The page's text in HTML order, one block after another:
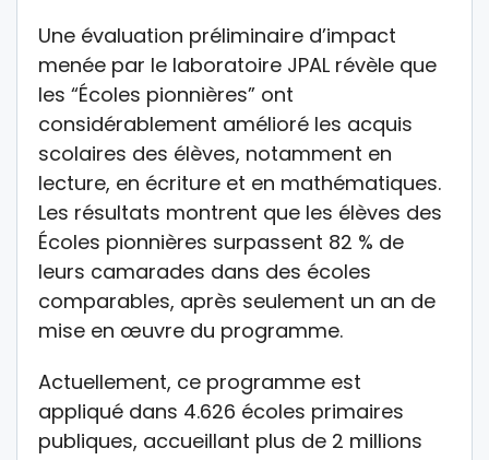
Une évaluation préliminaire d’impact
menée par le laboratoire JPAL révèle que
les “Écoles pionnières” ont
considérablement amélioré les acquis
scolaires des élèves, notamment en
lecture, en écriture et en mathématiques.
Les résultats montrent que les élèves des
Écoles pionnières surpassent 82 % de
leurs camarades dans des écoles
comparables, après seulement un an de
mise en œuvre du programme.
Actuellement, ce programme est
appliqué dans 4.626 écoles primaires
publiques, accueillant plus de 2 millions